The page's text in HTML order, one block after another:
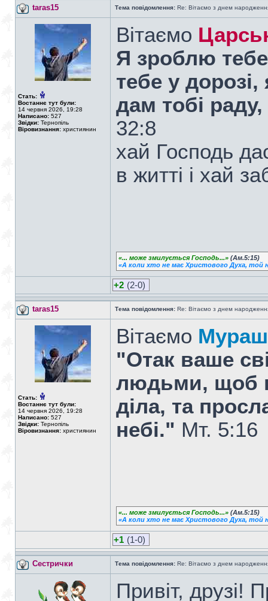
taras15 Тема повідомлення: Re: Вітаємо з днем
Стать:
Востаннє тут були:
14 червня 2026, 19:28
Написано: 527
Звідки: Тернопіль
Віровизнання: християнин
Вітаємо
Я зроблю
тебе у
дам тобі
32:8
хай Господь
в житті і хай
«... може змилується Господь...» (Ам.5:15)
«А коли хто не має Христового Духа, той
+2 (2-0)
taras15 Тема повідомлення: Re: Вітаємо з днем
Стать:
Востаннє тут були:
14 червня 2026, 19:28
Написано: 527
Звідки: Тернопіль
Віровизнання: християнин
Вітаємо
"Отак ваше
людьми, щоб
діла, та
небі." Мт. 5:16
«... може змилується Господь...» (Ам.5:15)
«А коли хто не має Христового Духа, той
+1 (1-0)
Сестрички Тема повідомлення: Re: Вітаємо з днем
Привіт, друзі!